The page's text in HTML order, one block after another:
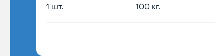
1 шт.
100 кг.